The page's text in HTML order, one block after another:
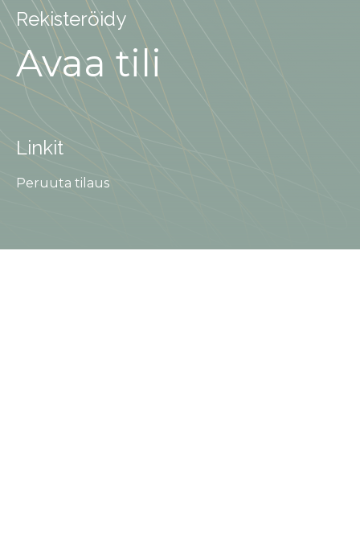
Rekisteröidy
Avaa tili
Linkit
Peruuta tilaus